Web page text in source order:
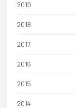
2019
2018
2017
2016
2015
2014